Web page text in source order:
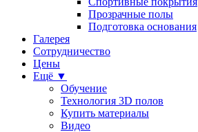
Прозрачные полы
Подготовка основания
Галерея
Сотрудничество
Цены
Ещё ▼
Обучение
Технология 3D полов
Купить материалы
Видео